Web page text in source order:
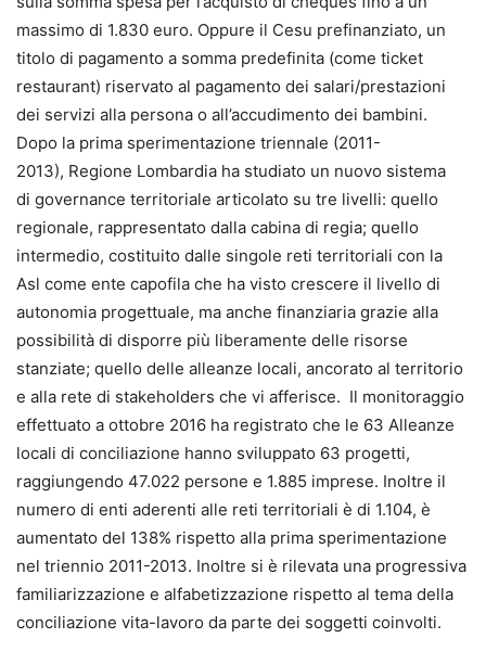
massimo di 1.830 euro. Oppure il Cesu prefinanziato, un
titolo di pagamento a somma predefinita (come ticket
restaurant) riservato al pagamento dei salari/prestazioni
dei servizi alla persona o all’accudimento dei bambini.
Dopo la prima sperimentazione triennale (2011-
2013), Regione Lombardia ha studiato un nuovo sistema
di governance territoriale articolato su tre livelli: quello
regionale, rappresentato dalla cabina di regia; quello
intermedio, costituito dalle singole reti territoriali con la
Asl come ente capofila che ha visto crescere il livello di
autonomia progettuale, ma anche finanziaria grazie alla
possibilità di disporre più liberamente delle risorse
stanziate; quello delle alleanze locali, ancorato al territorio
e alla rete di stakeholders che vi afferisce. Il monitoraggio
effettuato a ottobre 2016 ha registrato che le 63 Alleanze
locali di conciliazione hanno sviluppato 63 progetti,
raggiungendo 47.022 persone e 1.885 imprese. Inoltre il
numero di enti aderenti alle reti territoriali è di 1.104, è
aumentato del 138% rispetto alla prima sperimentazione
nel triennio 2011-2013. Inoltre si è rilevata una progressiva
familiarizzazione e alfabetizzazione rispetto al tema della
conciliazione vita-lavoro da parte dei soggetti coinvolti.